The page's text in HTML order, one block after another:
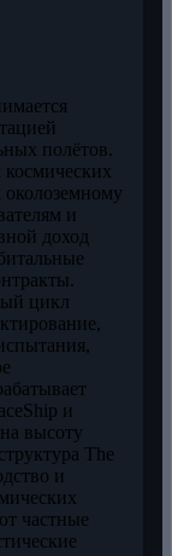
полётов.
околоземному
и
доход
цикл
и
высоту
The
и
частные